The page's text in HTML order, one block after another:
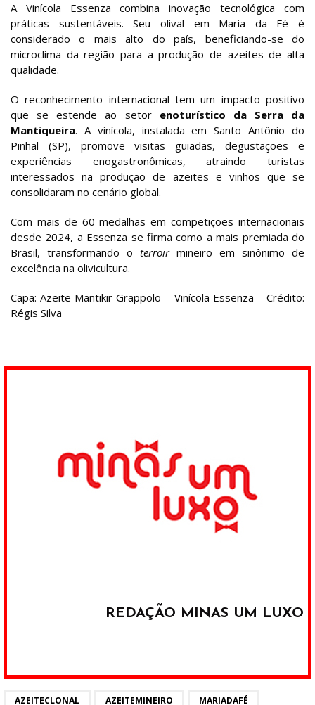
A Vinícola Essenza combina inovação tecnológica com
práticas sustentáveis. Seu olival em Maria da Fé é
considerado o mais alto do país, beneficiando-se do
microclima da região para a produção de azeites de alta
qualidade.
O reconhecimento internacional tem um impacto positivo
que se estende ao setor enoturístico da Serra da
Mantiqueira. A vinícola, instalada em Santo Antônio do
Pinhal (SP), promove visitas guiadas, degustações e
experiências enogastronômicas, atraindo turistas
interessados na produção de azeites e vinhos que se
consolidaram no cenário global.
Com mais de 60 medalhas em competições internacionais
desde 2024, a Essenza se firma como a mais premiada do
Brasil, transformando o terroirmineiro em sinônimo de
excelência na olivicultura.
Capa: Azeite Mantikir Grappolo – Vinícola Essenza – Crédito:
Régis Silva
REDAÇÃO MINAS UM LUXO
AZEITECLONAL AZEITEMINEIRO MARIADAFÉ